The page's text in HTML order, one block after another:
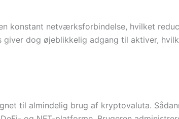
konstant netværksforbindelse, hvilket
dog øjeblikkelig adgang til aktiver,
til almindelig brug af kryptovaluta.